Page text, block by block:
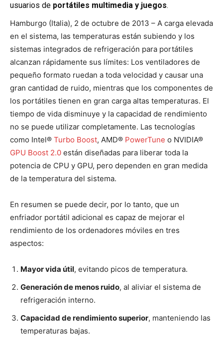
usuarios de portátiles multimedia y juegos.
Hamburgo (Italia), 2 de octubre de 2013 – A carga elevada
en el sistema, las temperaturas están subiendo y los
sistemas integrados de refrigeración para portátiles
alcanzan rápidamente sus límites: Los ventiladores de
pequeño formato ruedan a toda velocidad y causar una
gran cantidad de ruido, mientras que los componentes de
los portátiles tienen en gran carga altas temperaturas. El
tiempo de vida disminuye y la capacidad de rendimiento
no se puede utilizar completamente. Las tecnologías
como Intel® Turbo Boost, AMD® PowerTune o NVIDIA®
GPU Boost 2.0 están diseñadas para liberar toda la
potencia de CPU y GPU, pero dependen en gran medida
de la temperatura del sistema.
En resumen se puede decir, por lo tanto, que un
enfriador portátil adicional es capaz de mejorar el
rendimiento de los ordenadores móviles en tres
aspectos:
Mayor vida útil, evitando picos de temperatura.
Generación de menos ruido, al aliviar el sistema de
refrigeración interno.
Capacidad de rendimiento superior, manteniendo las
temperaturas bajas.